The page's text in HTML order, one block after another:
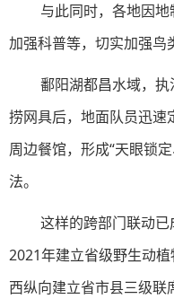
与此同时，各地因地
加强科普等，切实加强鸟
鄱阳湖都昌水域，
捞网具后，地面队员迅速
周边餐馆，形成“天眼锁
法。
这样的跨部门联动
2021年建立省级野生动
西纵向建立省市县三级